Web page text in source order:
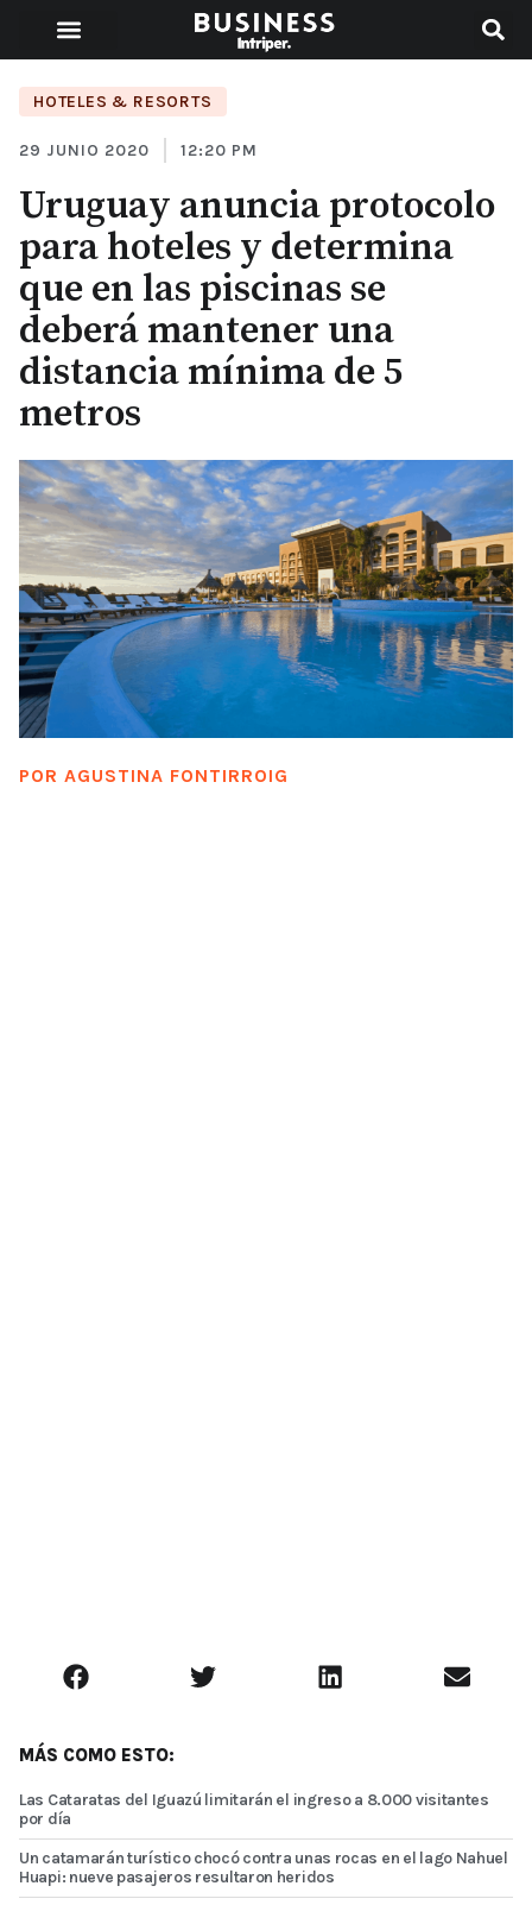
HOTELES & RESORTS
29 JUNIO 2020 12:20 PM
Uruguay anuncia protocolo
para hoteles y determina
que en las piscinas se
deberá mantener una
distancia mínima de 5
metros
POR AGUSTINA FONTIRROIG
MÁS COMO ESTO:
Las Cataratas del Iguazú limitarán el ingreso a 8.000 visitantes
por día
Un catamarán turístico chocó contra unas rocas en el lago Nahuel
Huapi: nueve pasajeros resultaron heridos